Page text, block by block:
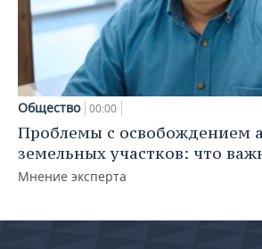
Общество 00:00
Проблемы с освобождением
земельных участков: что
Мнение эксперта